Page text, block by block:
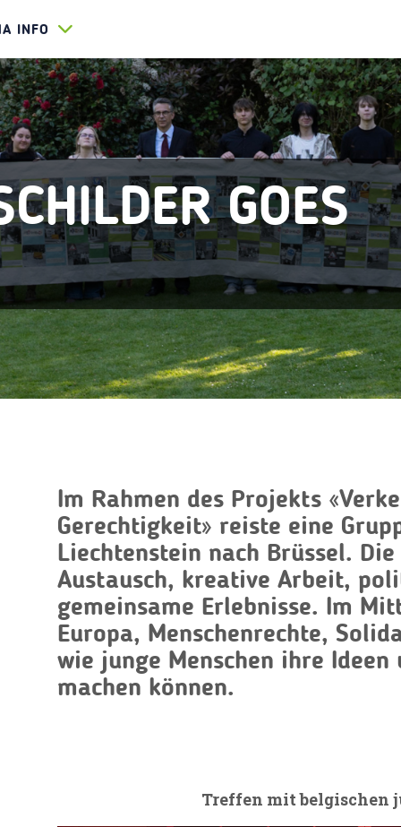
INFO
GOES
Im Rahmen des Projekts
Gerechtigkeit» reiste eine
Liechtenstein nach Brüssel.
Austausch, kreative Arbeit,
gemeinsame Erlebnisse. Im
Europa, Menschenrechte,
wie junge Menschen ihre
machen können.
Treffen mit belgischen